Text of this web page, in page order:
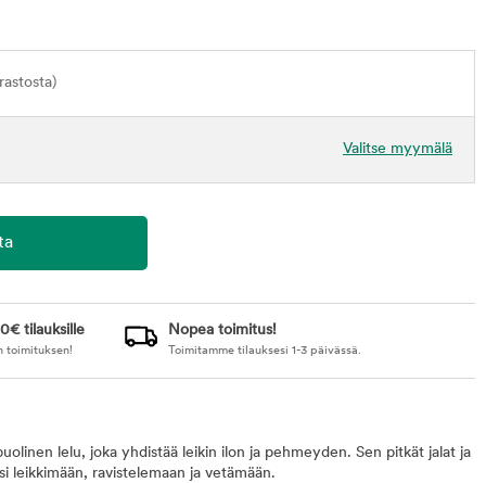
Valitse myymälä
tilauksille
toimituksen!
Nopea toimitus!
Toimitamme tilauksesi 1-3 päivässä.
lelu, joka yhdistää leikin ilon ja pehmeyden. Sen pitkät jalat ja
leikkimään, ravistelemaan ja vetämään.